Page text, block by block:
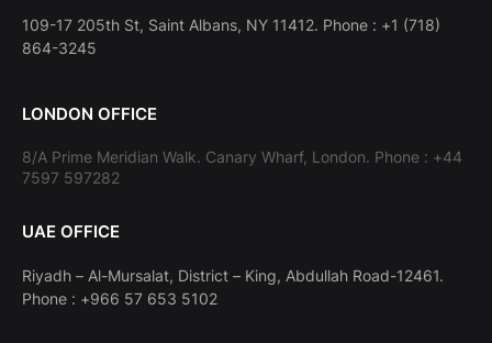
109-17 205th St, Saint Albans, NY 11412. Phone : +1 (718)
864-3245
LONDON OFFICE
8/A Prime Meridian Walk. Canary Wharf, London. Phone : +44
7597 597282
UAE OFFICE
Riyadh – Al-Mursalat, District – King, Abdullah Road-12461.
Phone : +966 57 653 5102